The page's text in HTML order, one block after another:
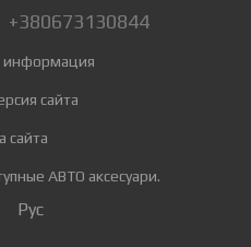
+380673130844
информация
сайта
сайта
АВТО аксесуари.
Рус